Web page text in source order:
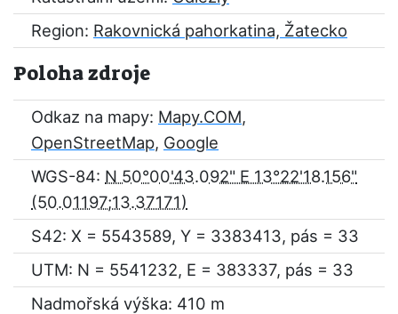
Region: Rakovnická pahorkatina, Žatecko
Poloha zdroje
Odkaz na mapy: Mapy.COM,
OpenStreetMap, Google
WGS-84: N 50°00'43.092" E 13°22'18.156"
S42: X = 5543589, Y = 3383413, pás = 33
UTM: N = 5541232, E = 383337, pás = 33
Nadmořská výška: 410 m